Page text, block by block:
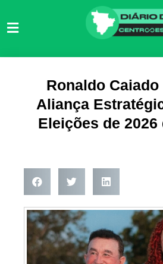
para
Ronaldo Caiado
Aliança
Eleições de 2026